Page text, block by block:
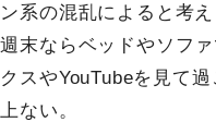
系の混乱によると考
末ならベッドやソフ
スやYouTubeを見て
ない。